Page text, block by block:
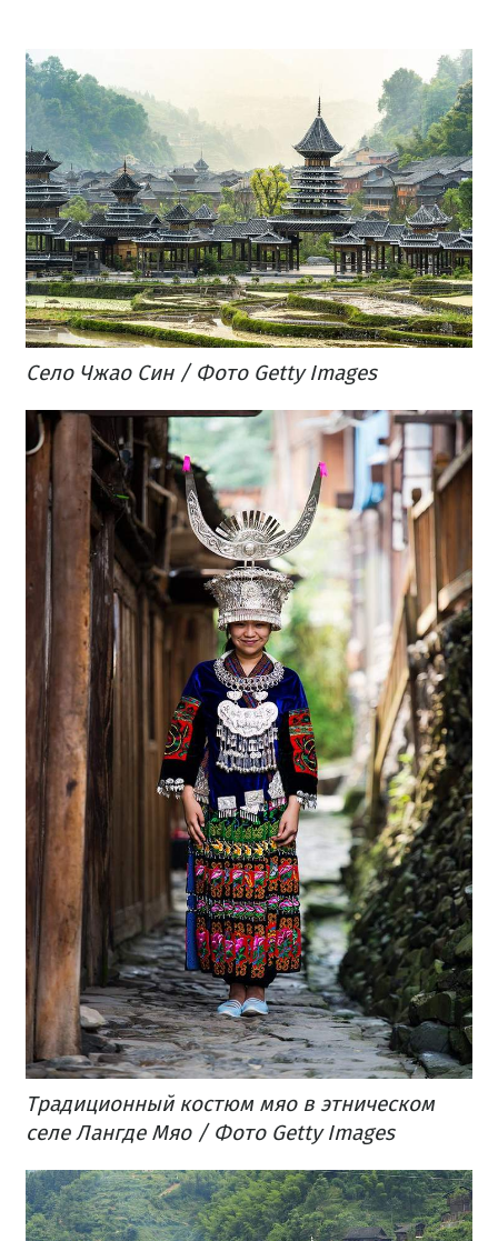
Село Чжао Син / Фото Getty Images
Традиционный костюм мяо в этническом
селе Лангде Мяо / Фото Getty Images